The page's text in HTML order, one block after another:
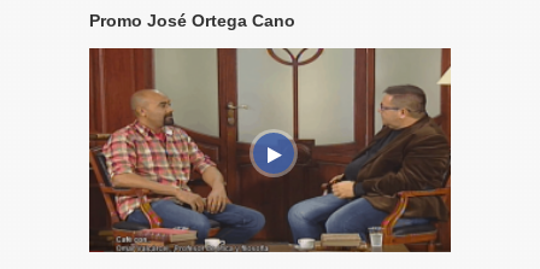
Promo José Ortega Cano